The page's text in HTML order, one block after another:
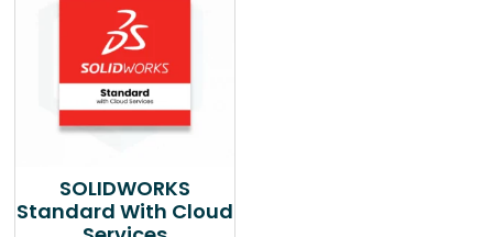
SOLIDWORKS
Standard With Cloud